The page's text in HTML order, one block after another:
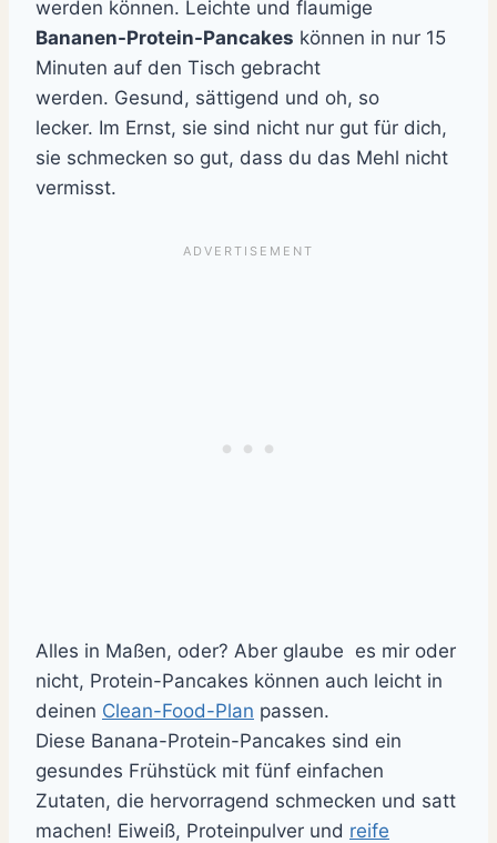
werden können. Leichte und flaumige
Bananen-Protein-Pancakes können in nur 15
Minuten auf den Tisch gebracht
werden. Gesund, sättigend und oh, so
lecker. Im Ernst, sie sind nicht nur gut für dich,
sie schmecken so gut, dass du das Mehl nicht
vermisst.
Alles in Maßen, oder? Aber glaube es mir oder
nicht, Protein-Pancakes können auch leicht in
deinen Clean-Food-Plan passen.
Diese Banana-Protein-Pancakes sind ein
gesundes Frühstück mit fünf einfachen
Zutaten, die hervorragend schmecken und satt
machen! Eiweiß, Proteinpulver und reife